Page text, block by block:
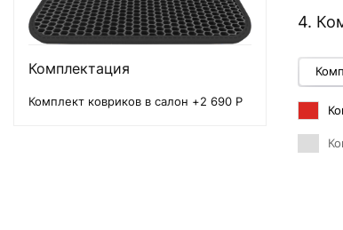
4.
Комплектация
Комплект ковриков в салон +2 690 Р